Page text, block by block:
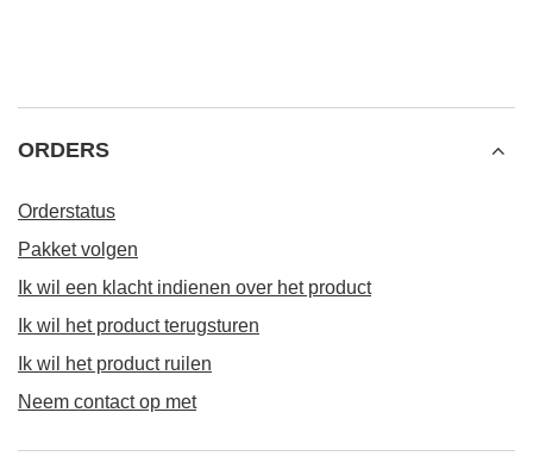
ORDERS
Orderstatus
Pakket volgen
Ik wil een klacht indienen over het product
Ik wil het product terugsturen
Ik wil het product ruilen
Neem contact op met